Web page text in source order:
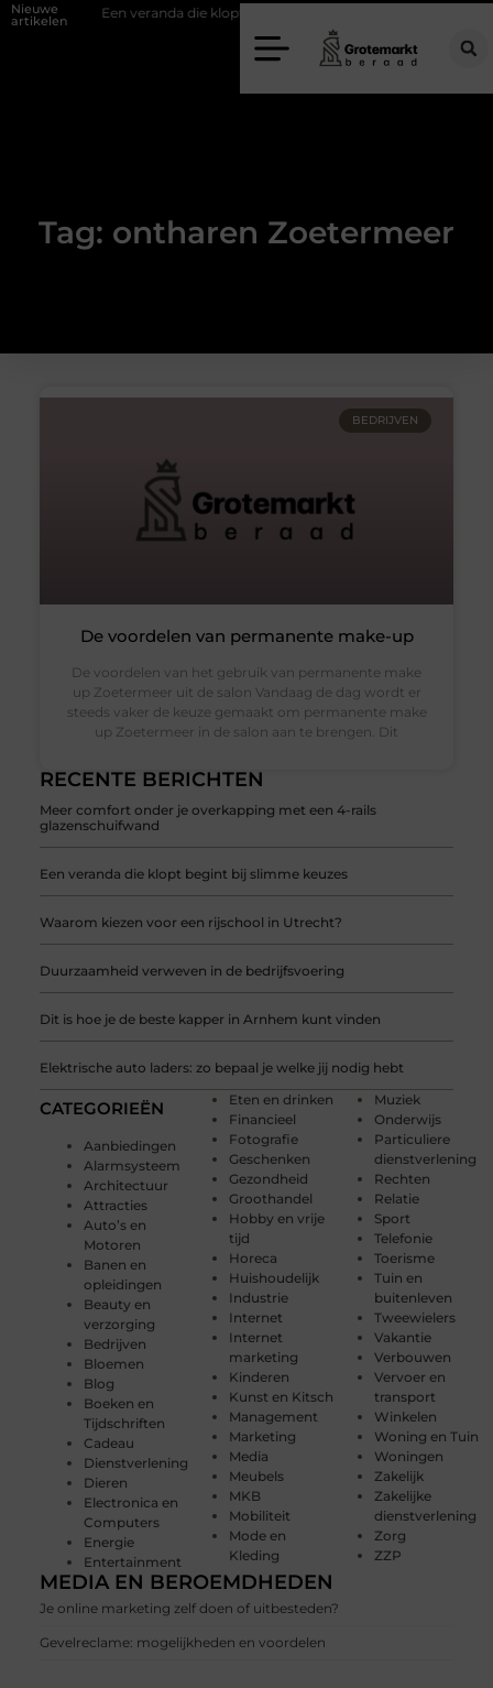
Nieuwe
artikelen Een veranda die klopt begint bij slimme keuzes
Tag: ontharen Zoetermeer
RECENTE BERICHTEN
Meer comfort onder je overkapping met een 4-rails
glazenschuifwand
Een veranda die klopt begint bij slimme keuzes
Waarom kiezen voor een rijschool in Utrecht?
Duurzaamheid verweven in de bedrijfsvoering
Dit is hoe je de beste kapper in Arnhem kunt vinden
Elektrische auto laders: zo bepaal je welke jij nodig hebt
CATEGORIEËN
Aanbiedingen
Alarmsysteem
Architectuur
Attracties
Auto’s en
Motoren
Banen en
opleidingen
Beauty en
verzorging
Bedrijven
Bloemen
Blog
Boeken en
Tijdschriften
Cadeau
Dienstverlening
Dieren
Electronica en
Computers
Energie
Entertainment
Eten en drinken
Financieel
Fotografie
Geschenken
Gezondheid
Groothandel
Hobby en vrije
tijd
Horeca
Huishoudelijk
Industrie
Internet
Internet
marketing
Kinderen
Kunst en Kitsch
Management
Marketing
Media
Meubels
MKB
Mobiliteit
Mode en
Kleding
Muziek
Onderwijs
Particuliere
dienstverlening
Rechten
Relatie
Sport
Telefonie
Toerisme
Tuin en
buitenleven
Tweewielers
Vakantie
Verbouwen
Vervoer en
transport
Winkelen
Woning en Tuin
Woningen
Zakelijk
Zakelijke
dienstverlening
Zorg
ZZP
MEDIA EN BEROEMDHEDEN
Je online marketing zelf doen of uitbesteden?
Gevelreclame: mogelijkheden en voordelen
BEDRIJVEN
De voordelen van permanente make-up
De voordelen van het gebruik van permanente make
up Zoetermeer uit de salon Vandaag de dag wordt er
steeds vaker de keuze gemaakt om permanente make
up Zoetermeer in de salon aan te brengen. Dit